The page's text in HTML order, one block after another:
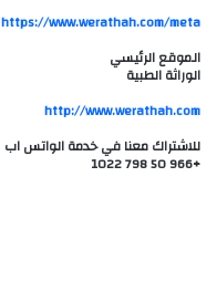
https://www.werathah.com/meta
الموقع الرئيسي
الوراثة الطبية
للاشتراك معنا في خدمة الواتس اب
+966 50 798 1022